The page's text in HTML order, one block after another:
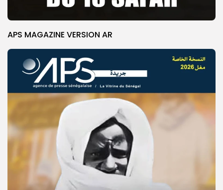
APS MAGAZINE VERSION AR